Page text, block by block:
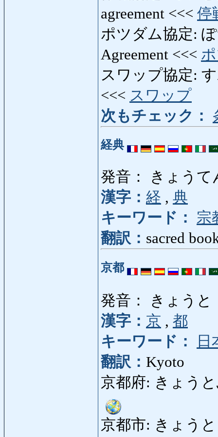
agreement <<< 停
ポツダム協定:
Agreement <<<
スワップ協定:
<<< スワップ
次もチェック：
経典
発音： きょうて
漢字： 経 , 典
キーワード：
宗
翻訳： sacred
京都
発音： きょうと
漢字： 京 , 都
キーワード：
日
翻訳： Kyoto
京都府: きょう
京都市: きょう